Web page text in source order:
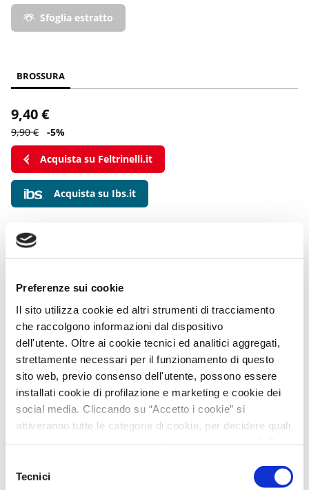
Preferenze sui cookie
Il sito utilizza cookie ed altri strumenti di tracciamento
che raccolgono informazioni dal dispositivo
dell'utente. Oltre ai cookie tecnici ed analitici aggregati,
strettamente necessari per il funzionamento di questo
sito web, previo consenso dell'utente, possono essere
installati cookie di profilazione e marketing e cookie dei
social media. Cliccando su “Accetto i cookie” si
attiveranno tutte le categorie di cookie, per decidere quali
preferenze sui cookie attraverso il bottone in basso a
delTecnici
Sfoglia estratto
BROSSURA
9,40 €
9,90 € -5%
Acquista su Feltrinelli.it
Acquista su Ibs.it
Dopo Ansia, panico e altri amici, Elefansia torna
protagonista di un altro quaderno da colorare, questa
grandi e piccoli si scambino di ruolo: i bambini a
Leggi tutto…
Cecilia Cantarano
Cecilia Cantarano è un’artista poliedrica, comedian e
forma d’arte a cui si dedica fin da bambina. Per Sem ha